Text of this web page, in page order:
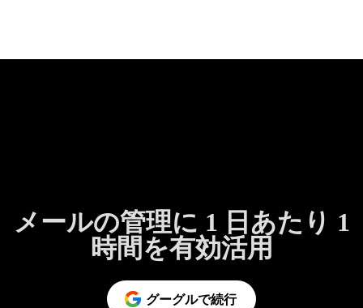
メールの管理に 1 日あたり 1
時間を有効活用
グーグルで続行